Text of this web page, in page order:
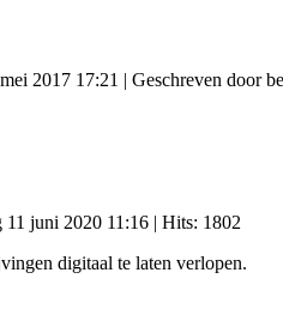
2017 17:21 | Geschreven door
11 juni 2020 11:16 | Hits: 1802
digitaal te laten verlopen.